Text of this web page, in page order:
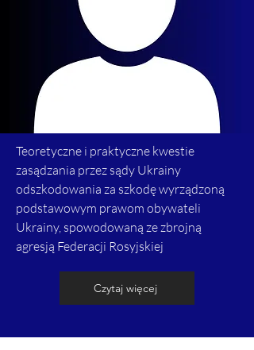
Teoretyczne i praktyczne kwestie
zasądzania przez sądy Ukrainy
odszkodowania za szkodę wyrządzoną
podstawowym prawom obywateli
Ukrainy, spowodowaną ze zbrojną
agresją Federacji Rosyjskiej
Czytaj więcej